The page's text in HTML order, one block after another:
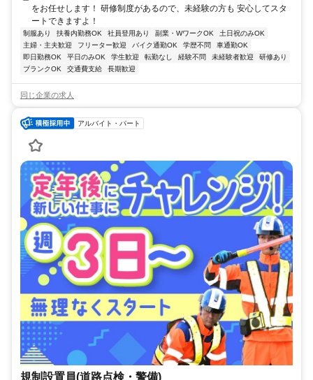
をお任せします！ 研修制度があるので、未経験の方も 安心してスタ
ートできますよ！
制服あり 扶養内勤務OK 社員登用あり 副業・WワークOK
土日祝のみOK
主婦・主夫歓迎
フリーター歓迎 バイク通勤OK 学歴不問
車通勤OK
即日勤務OK
平日のみOK 学生歓迎 転勤なし 経験不問 未経験者歓迎
研修あり
ブランクOK
交通費支給 長期歓迎
同じ企業の求人
アルバイト・パート
規制設置員(道路点検・警備)